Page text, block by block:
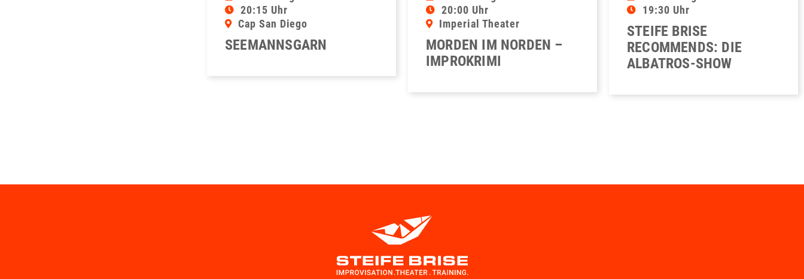
20:15 Uhr
Cap San Diego
SEEMANNSGARN
20:00 Uhr
Imperial Theater
MORDEN IM NORDEN –
IMPROKRIMI
19:30 Uhr
STEIFE BRISE
RECOMMENDS: DIE
ALBATROS-SHOW